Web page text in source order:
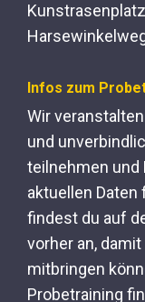
Infos zum
Wir
und
teilnehmen und
aktuellen
findest du auf
vorher an,
mitbringen
Probetraining